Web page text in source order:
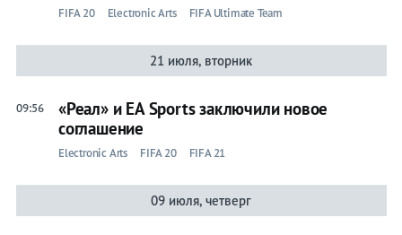
FIFA 20 Electronic Arts FIFA Ultimate Team
21 июля, вторник
09:56
«Реал» и EA Sports заключили новое
соглашение
Electronic Arts FIFA 20 FIFA 21
09 июля, четверг